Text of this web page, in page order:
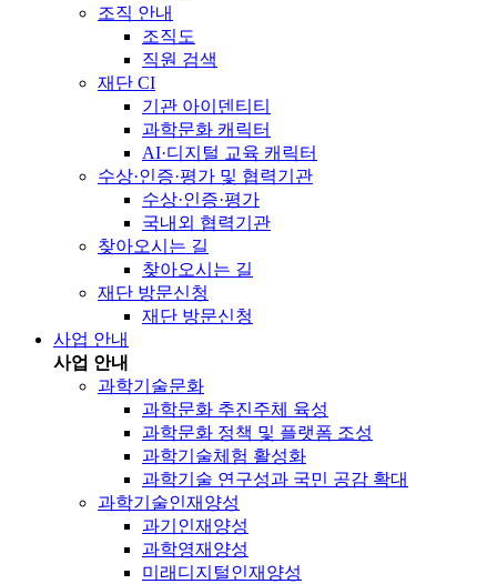
조직 안내
조직도
직원 검색
재단 CI
기관 아이덴티티
과학문화 캐릭터
AI·디지털 교육 캐릭터
수상·인증·평가 및 협력기관
수상·인증·평가
국내외 협력기관
찾아오시는 길
찾아오시는 길
재단 방문신청
재단 방문신청
사업 안내
사업 안내
과학기술문화
과학문화 추진주체 육성
과학문화 정책 및 플랫폼 조성
과학기술체험 활성화
과학기술 연구성과 국민 공감 확대
과학기술인재양성
과기인재양성
과학영재양성
미래디지털인재양성